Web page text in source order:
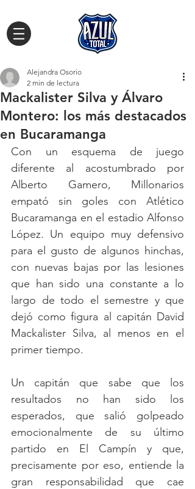
Mackalister Silva y Álvaro
Montero: los más destacados
en Bucaramanga
Alejandra Osorio
2 min de lectura
Con un esquema de juego
diferente al acostumbrado por
Alberto Gamero, Millonarios
empató sin goles con Atlético
Bucaramanga en el estadio Alfonso
López. Un equipo muy defensivo
para el gusto de algunos hinchas,
con nuevas bajas por las lesiones
que han sido una constante a lo
largo de todo el semestre y que
dejó como figura al capitán David
Mackalister Silva, al menos en el
primer tiempo.
Un capitán que sabe que los
resultados no han sido los
esperados, que salió golpeado
emocionalmente de su último
partido en El Campín y que,
precisamente por eso, entiende la
gran responsabilidad que cae